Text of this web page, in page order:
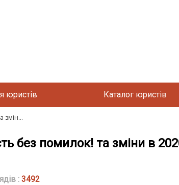
юристів Каталог юристів
змін...
без помилок! та зміни в
: 3492